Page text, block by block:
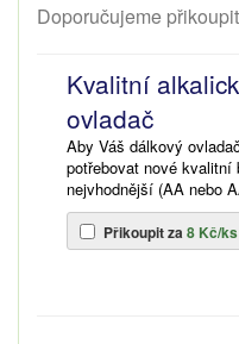
Doporučujeme
Kvalitní
ovladač
Aby Váš dálkový
potřebovat nové kvalitní
nejvhodnější (AA nebo
Přikoupit za 8 Kč/ks